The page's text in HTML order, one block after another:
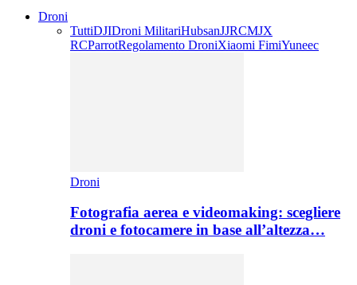
Droni
TuttiDJIDroni MilitariHubsanJJRCMJX
RCParrotRegolamento DroniXiaomi FimiYuneec
Droni
Fotografia aerea e videomaking: scegliere
droni e fotocamere in base all’altezza…